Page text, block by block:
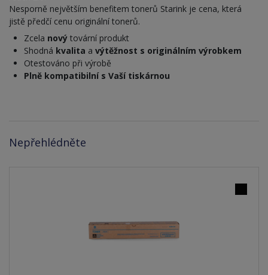
Nesporně největším benefitem tonerů Starink je cena, která
jistě předčí cenu originální tonerů.
Zcela nový tovární produkt
Shodná kvalita a výtěžnost s originálním výrobkem
Otestováno při výrobě
Plně kompatibilní s Vaší tiskárnou
Nepřehlédněte